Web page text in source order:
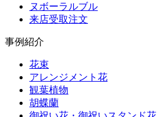
ヌボーラルブル
来店受取注文
事例紹介
花束
アレンジメント花
観葉植物
胡蝶蘭